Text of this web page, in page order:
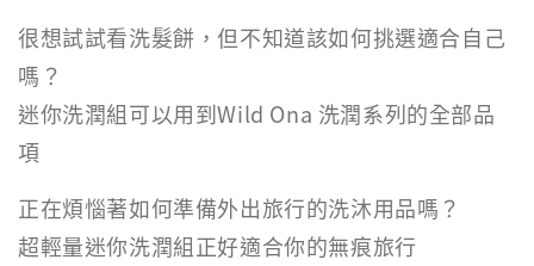
很想試試看洗髮餅，但不知道該如何挑選適合自己
嗎？
迷你洗潤組可以用到Wild Ona 洗潤系列的全部品
項
正在煩惱著如何準備外出旅行的洗沐用品嗎？
超輕量迷你洗潤組正好適合你的無痕旅行